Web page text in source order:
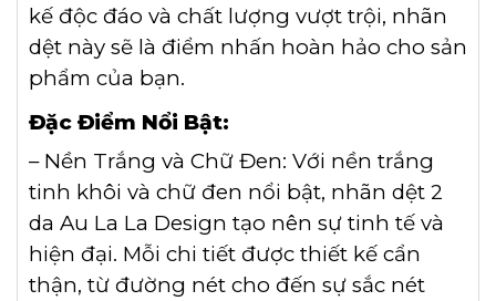
kế độc đáo và chất lượng vượt trội, nhãn
dệt này sẽ là điểm nhấn hoàn hảo cho sản
phẩm của bạn.
Đặc Điểm Nổi Bật:
– Nền Trắng và Chữ Đen: Với nền trắng
tinh khôi và chữ đen nổi bật, nhãn dệt 2
da Au La La Design tạo nên sự tinh tế và
hiện đại. Mỗi chi tiết được thiết kế cẩn
thận, từ đường nét cho đến sự sắc nét